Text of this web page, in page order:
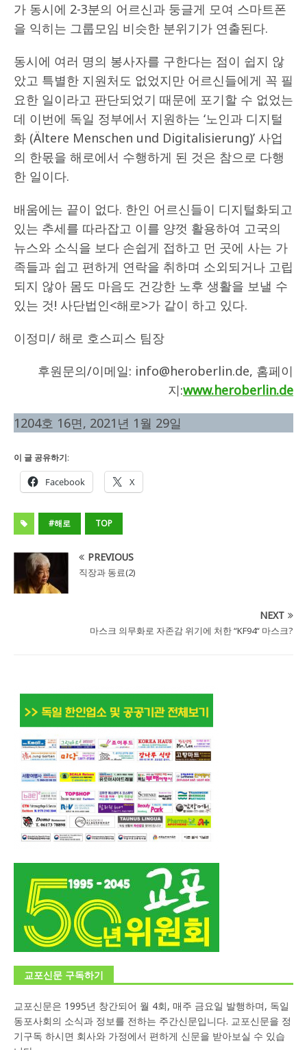
가 동시에 2-3분의 어르신과 둥글게 모여 스마트폰
을 익히는 그룹모임 비슷한 분위기가 연출된다.
동시에 여러 명의 봉사자를 구한다는 점이 쉽지 않
았고 특별한 지원처도 없었지만 어르신들에게 꼭 필
요한 일이라고 판단되었기 때문에 포기할 수 없었는
데 이번에 독일 정부에서 지원하는 ‘노인과 디지털
화 (Ältere Menschen und Digitalisierung)’ 사업
의 한몫을 해로에서 수행하게 된 것은 참으로 다행
한 일이다.
배움에는 끝이 없다. 한인 어르신들이 디지털화되고
있는 추세를 따라잡고 이를 양껏 활용하여 고국의
뉴스와 소식을 보다 손쉽게 접하고 먼 곳에 사는 가
족들과 쉽고 편하게 연락을 취하며 소외되거나 고립
되지 않아 몸도 마음도 건강한 노후 생활을 보낼 수
있는 것! 사단법인<해로>가 같이 하고 있다.
이정미/ 해로 호스피스 팀장
후원문의/이메일: info@heroberlin.de, 홈페이
지:www.heroberlin.de
1204호 16면, 2021년 1월 29일
이 글 공유하기:
Facebook X
#해로 TOP
PREVIOUS
직장과 동료(2)
NEXT
마스크 의무화로 자존감 위기에 처한 “KF94“ 마스크?
교포신문 구독하기
교포신문은 1995년 창간되어 월 4회, 매주 금요일 발행하며, 독일
동포사회의 소식과 정보를 전하는 주간신문입니다. 교포신문을 정
기구독 하시면 회사와 가정에서 편하게 신문을 받아보실 수 있습